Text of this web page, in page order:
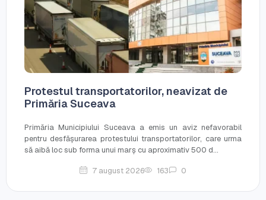
Protestul transportatorilor, neavizat de
Primăria Suceava
Primăria Municipiului Suceava a emis un aviz nefavorabil
pentru desfășurarea protestului transportatorilor, care urma
să aibă loc sub forma unui marș cu aproximativ 500 d...
7 august 2026 163 0